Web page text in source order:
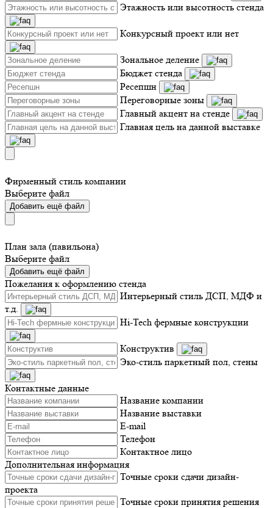
Этажность или высотность стенда
Конкурсный проект или нет
Зональное деление
Бюджет стенда
Ресепшн
Переговорные зоны
Главный акцент на стенде
Главная цель на данной выставке
Фирменный стиль компании
Выберите файл
Добавить ещё файл
План зала (павильона)
Выберите файл
Добавить ещё файл
Пожелания к оформлению стенда
Интерьерный стиль ДСП, МДФ и
т.д.
Hi-Tech фермные конструкции
Конструктив
Эко-стиль паркетный пол, стены
Контактные данные
Название компании
Название выставки
E-mail
Телефон
Контактное лицо
Дополнительная информация
Точные сроки сдачи дизайн-
проекта
Точные сроки принятия решения